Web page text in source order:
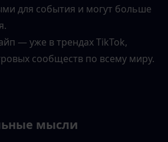
для события и могут больше
— уже в трендах TikTok,
сообществ по всему миру.
мысли